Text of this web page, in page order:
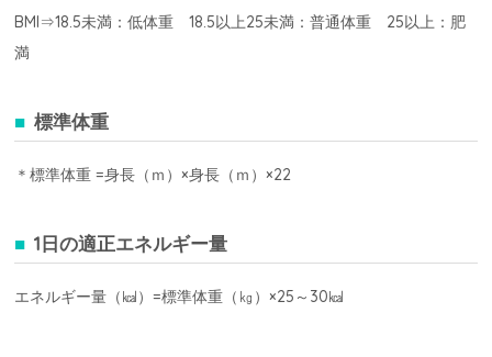
BMI⇒18.5未満：低体重 18.5以上25未満：普通体重 25以上：肥
満
標準体重
＊標準体重 =身長（ｍ）×身長（ｍ）×22
1日の適正エネルギー量
エネルギー量（㎉）=標準体重（㎏）×25～30㎉